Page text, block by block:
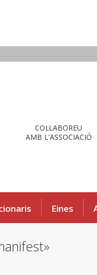
COL·LABOREU
AMB L'ASSOCIACIÓ
Eines